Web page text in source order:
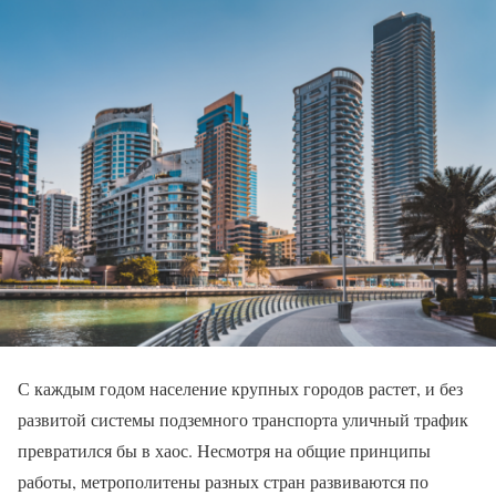
С каждым годом население крупных городов растет, и без
развитой системы подземного транспорта уличный трафик
превратился бы в хаос. Несмотря на общие принципы
работы, метрополитены разных стран развиваются по